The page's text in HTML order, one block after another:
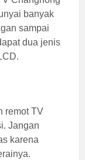
banyak
sampai
dua jenis
remot TV
Jangan
karena